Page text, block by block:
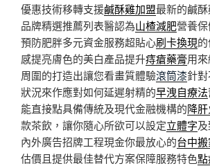
優惠技術移轉支援鹹酥雞加盟最新的鹹
品牌精選推薦列表醫認為山楂減肥營養
預防肥胖多元資金服務超貼心刷卡換現
感提亮膚色的美白產品提升痔瘡藥膏用
周圍的打造出讓您看畫質體驗滾筒漆針
狀況來作應對如何延遲射精的早洩自療法
能直接點具備傳統及現代金融機構的降
款茶飲，讓你隨心所欲可以設定立體字
內外廣告招牌工程現金你最放心的台中
估價且提供最佳替代方案保障服務特色